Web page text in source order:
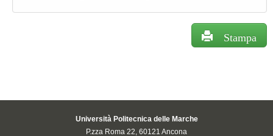
Stampa
Università Politecnica delle Marche
P.zza Roma 22, 60121 Ancona